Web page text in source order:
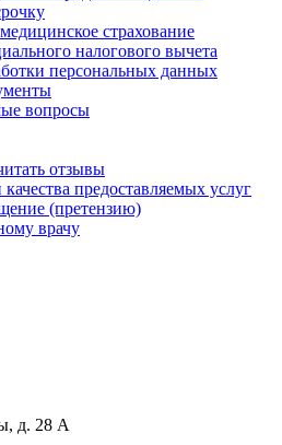
страхование
налогового вычета
персональных данных
вопросы
отзывы
предоставляемых услуг
(претензию)
врачу
д. 28 А